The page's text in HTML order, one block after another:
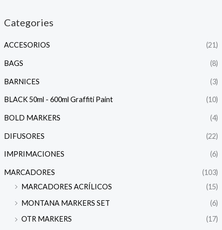
Categories
ACCESORIOS (21)
BAGS (8)
BARNICES (3)
BLACK 50ml - 600ml Graffiti Paint (10)
BOLD MARKERS (4)
DIFUSORES (22)
IMPRIMACIONES (6)
MARCADORES
(103)
MARCADORES ACRÍLICOS
(15)
MONTANA MARKERS SET
(6)
OTR MARKERS
(17)